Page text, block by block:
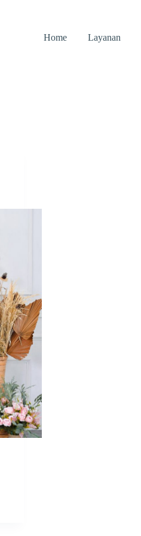
Home
Layanan